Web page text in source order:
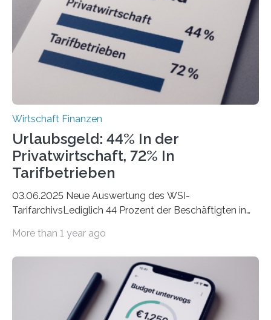
Städte Hamburg, München und Köln. Betrachtet man
hingegen die Existenzgründungsintensität – die Anzahl
der freiberuflichen Gründungen je…
Wirtschaft Finanzen
Urlaubsgeld: 44% In der
Privatwirtschaft, 72% In
Tarifbetrieben
03.06.2025 Neue Auswertung des WSI-
TarifarchivsLediglich 44 Prozent der Beschäftigten in
tarifgebundenen Betrieben ist der Anteil mit 72 Prozent
Unterkünfte fast überall deutlich teurer geworden. Für
viele Beschäftigte ist deshalb das zumeist im Juni oder
Juli ausgezahlte Urlaubsgeld ein wichtiger Faktor, um
sich den wohlverdienten Jahresurlaub leisten zu
More than 1 year ago